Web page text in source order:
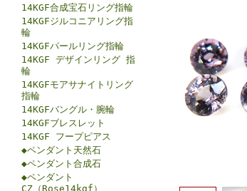
14KGF合成宝石リング指輪
14KGFジルコニアリング指
輪
14KGFパールリング指輪
14KGF デザインリング 指
輪
14KGFモアサナイトリング
指輪
14KGFバングル・腕輪
14KGFブレスレット
14KGF フープピアス
◆ペンダント天然石
◆ペンダント合成石
◆ペンダント
CZ（Rose14kgf）